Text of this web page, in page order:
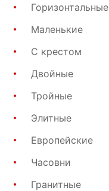
Горизонтальные
Маленькие
С крестом
Двойные
Тройные
Элитные
Европейские
Часовни
Гранитные